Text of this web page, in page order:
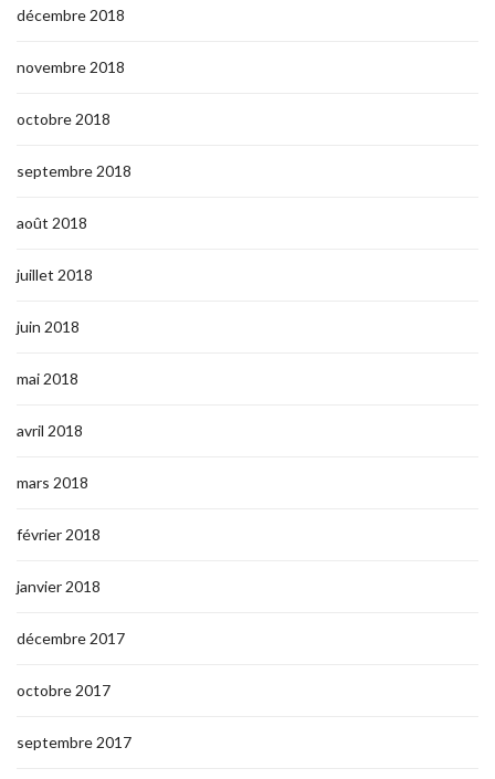
décembre 2018
novembre 2018
octobre 2018
septembre 2018
août 2018
juillet 2018
juin 2018
mai 2018
avril 2018
mars 2018
février 2018
janvier 2018
décembre 2017
octobre 2017
septembre 2017